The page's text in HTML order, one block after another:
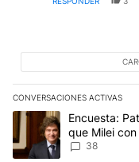
CONVERSACIONES ACTIVAS
Este listado muestra
Un artículo deEncuesta:
que Milei
negativa
38